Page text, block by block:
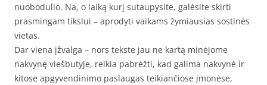
nuobodulio. Na, o laiką kurį sutaupysite, galėsite skirti
prasmingam tikslui – aprodyti vaikams žymiausias sostinės
vietas.
Dar viena įžvalga – nors tekste jau ne kartą minėjome
nakvynę viešbutyje, reikia pabrėžti, kad galima nakvynė ir
kitose apgyvendinimo paslaugas teikiančiose įmonėse,